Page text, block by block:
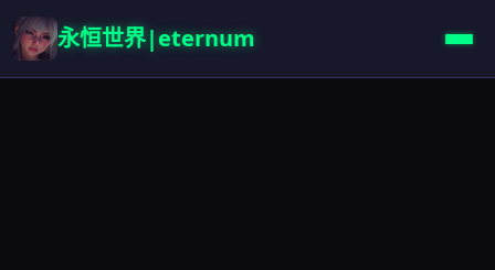
永恒世界|eternum